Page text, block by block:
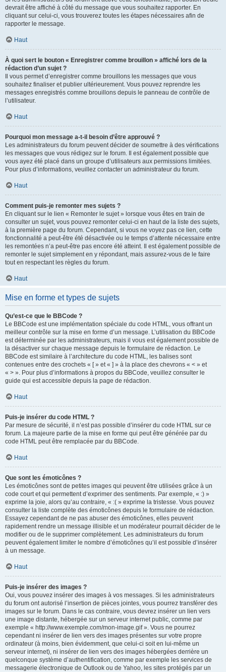
devrait être affiché à côté du message que vous souhaitez rapporter. En
cliquant sur celui-ci, vous trouverez toutes les étapes nécessaires afin de
rapporter le message.
Haut
À quoi sert le bouton « Enregistrer comme brouillon » affiché lors de la
rédaction d’un sujet ?
Il vous permet d’enregistrer comme brouillons les messages que vous
souhaitez finaliser et publier ultérieurement. Vous pouvez reprendre les
messages enregistrés comme brouillons depuis le panneau de contrôle de
l’utilisateur.
Haut
Pourquoi mon message a-t-il besoin d’être approuvé ?
Les administrateurs du forum peuvent décider de soumettre à des vérifications
les messages que vous rédigez sur le forum. Il est également possible que
vous ayez été placé dans un groupe d’utilisateurs aux permissions limitées.
Pour plus d’informations, veuillez contacter un administrateur du forum.
Haut
Comment puis-je remonter mes sujets ?
En cliquant sur le lien « Remonter le sujet » lorsque vous êtes en train de
consulter un sujet, vous pouvez remonter celui-ci en haut de la liste des sujets,
à la première page du forum. Cependant, si vous ne voyez pas ce lien, cette
fonctionnalité a peut-être été désactivée ou le temps d’attente nécessaire entre
les remontées n’a peut-être pas encore été atteint. Il est également possible de
remonter le sujet simplement en y répondant, mais assurez-vous de le faire
tout en respectant les règles du forum.
Haut
Mise en forme et types de sujets
Qu’est-ce que le BBCode ?
Le BBCode est une implémentation spéciale du code HTML, vous offrant un
meilleur contrôle sur la mise en forme d’un message. L’utilisation du BBCode
est déterminée par les administrateurs, mais il vous est également possible de
la désactiver sur chaque message depuis le formulaire de rédaction. Le
BBCode est similaire à l’architecture du code HTML, les balises sont
contenues entre des crochets « [ » et « ] » à la place des chevrons « < » et
« > ». Pour plus d’informations à propos du BBCode, veuillez consulter le
guide qui est accessible depuis la page de rédaction.
Haut
Puis-je insérer du code HTML ?
Par mesure de sécurité, il n’est pas possible d’insérer du code HTML sur ce
forum. La majeure partie de la mise en forme qui peut être générée par du
code HTML peut être remplacée par du BBCode.
Haut
Que sont les émoticônes ?
Les émoticônes sont de petites images qui peuvent être utilisées grâce à un
code court et qui permettent d’exprimer des sentiments. Par exemple, « :) »
exprime la joie, alors qu’au contraire, « :( » exprime la tristesse. Vous pouvez
consulter la liste complète des émoticônes depuis le formulaire de rédaction.
Essayez cependant de ne pas abuser des émoticônes, elles peuvent
rapidement rendre un message illisible et un modérateur pourrait décider de le
modifier ou de le supprimer complètement. Les administrateurs du forum
peuvent également limiter le nombre d’émoticônes qu’il est possible d’insérer
à un message.
Haut
Puis-je insérer des images ?
Oui, vous pouvez insérer des images à vos messages. Si les administrateurs
du forum ont autorisé l’insertion de pièces jointes, vous pourrez transférer des
images sur le forum. Dans le cas contraire, vous devrez insérer un lien vers
une image distante, hébergée sur un serveur internet public, comme par
exemple « http://www.exemple.com/mon-image.gif ». Vous ne pourrez
cependant ni insérer de lien vers des images présentes sur votre propre
ordinateur (à moins, bien évidemment, que celui-ci soit en lui-même un
serveur internet), ni insérer de lien vers des images hébergées derrière un
quelconque système d’authentification, comme par exemple les services de
messagerie électronique de Outlook ou de Yahoo, les sites protégés par un